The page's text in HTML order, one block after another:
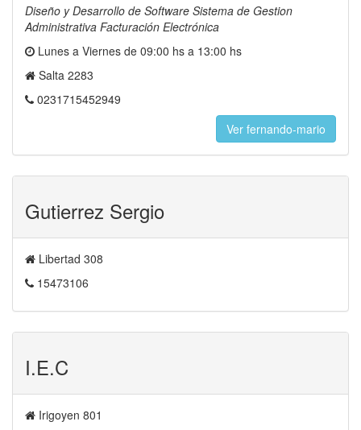
Diseño y Desarrollo de Software Sistema de Gestion
Administrativa Facturación Electrónica
Lunes a Viernes de 09:00 hs a 13:00 hs
Salta 2283
0231715452949
Ver fernando-mario
Gutierrez Sergio
Libertad 308
15473106
I.E.C
Irigoyen 801